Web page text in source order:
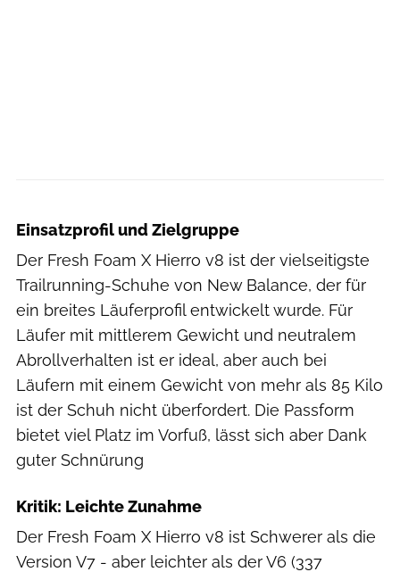
Einsatzprofil und Zielgruppe
Der Fresh Foam X Hierro v8 ist der vielseitigste
Trailrunning-Schuhe von New Balance, der für
ein breites Läuferprofil entwickelt wurde. Für
Läufer mit mittlerem Gewicht und neutralem
Abrollverhalten ist er ideal, aber auch bei
Läufern mit einem Gewicht von mehr als 85 Kilo
ist der Schuh nicht überfordert. Die Passform
bietet viel Platz im Vorfuß, lässt sich aber Dank
guter Schnürung
Kritik: Leichte Zunahme
Der Fresh Foam X Hierro v8 ist Schwerer als die
Version V7 - aber leichter als der V6 (337